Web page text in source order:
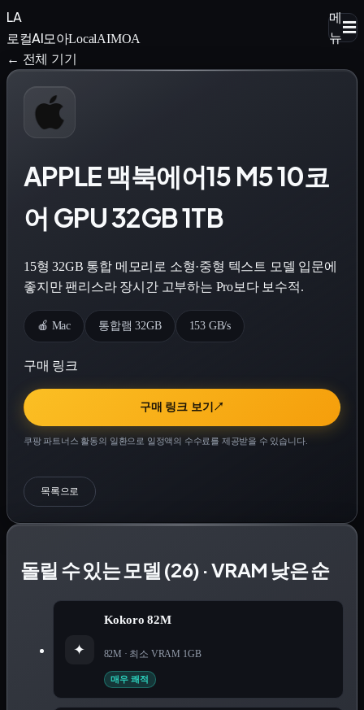
LA
로컬AI모아LocalAIMOA
메
뉴
☰
← 전체 기기
APPLE 맥북에어15 M5 10코
어 GPU 32GB 1TB
15형 32GB 통합 메모리로 소형·중형 텍스트 모델 입문에
좋지만 팬리스라 장시간 고부하는 Pro보다 보수적.
🍎 Mac 통합램 32GB 153 GB/s
구매 링크
구매 링크 보기 ↗
쿠팡 파트너스 활동의 일환으로 일정액의 수수료를 제공받을 수 있습니다.
목록으로
돌릴 수 있는 모델 (26) · VRAM 낮은 순
✦
Kokoro 82M
82M · 최소 VRAM 1GB
매우 쾌적